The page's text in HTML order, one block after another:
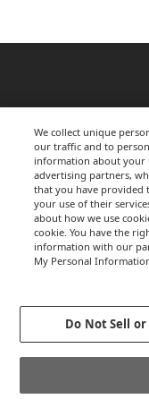
ウェブサイトのご
プライバシーポリシ
運営会社
We collect unique
our traffic and to
information about your
advertising partners,
that you have provided
your use of their
about how we use
cookie. You have the
information with our
My Personal
Do Not Sell